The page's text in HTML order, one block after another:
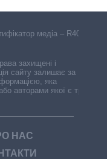
медіа – R40-
захищені і
сайту залишає за
яка
авторами якої є треті
НАС